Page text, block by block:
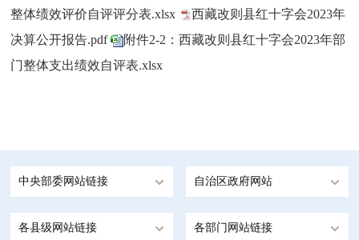
整体绩效评价自评评分表.xlsx
西藏改则县红十字会2023年
决算公开报告.pdf
附件2-2：西藏改则县红十字会2023年部
门整体支出绩效自评表.xlsx
中央部委网站链接 自治区政府网站
各县级网站链接 各部门网站链接